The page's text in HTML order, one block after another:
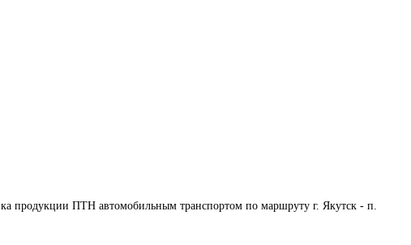
продукции ПТН автомобильным транспортом по маршруту г. Якутск - п.